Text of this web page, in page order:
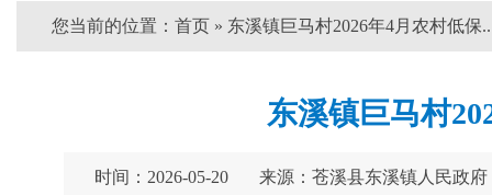
您当前的位置： 首页 » 东溪镇巨马村2026年4月农村低保
东溪镇巨马村
时间：2026-05-20 来源：苍溪县东溪镇人民政府